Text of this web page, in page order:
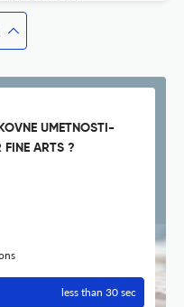
UMETNOSTI-
FINE ARTS ?
less than 30 sec